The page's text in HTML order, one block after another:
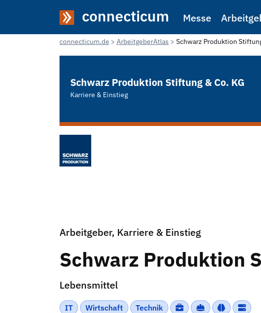
connecticum Messe
connecticum.de ArbeitgeberAtlas Schwarz Produktion
Schwarz Produktion Stiftung & Co. KG
Karriere & Einstieg
Arbeitgeber, Karriere & Einstieg
Schwarz Produktion
Lebensmittel
IT Wirtschaft Technik